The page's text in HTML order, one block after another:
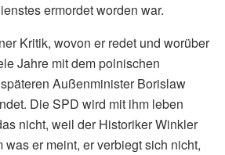
ermordet worden war.
Kritik, wovon er redet und worüber
Jahre mit dem polnischen
Außenminister Borislaw
Die SPD wird mit ihm leben
nicht, weil der Historiker Winkler
was er meint, er verbiegt sich nicht,